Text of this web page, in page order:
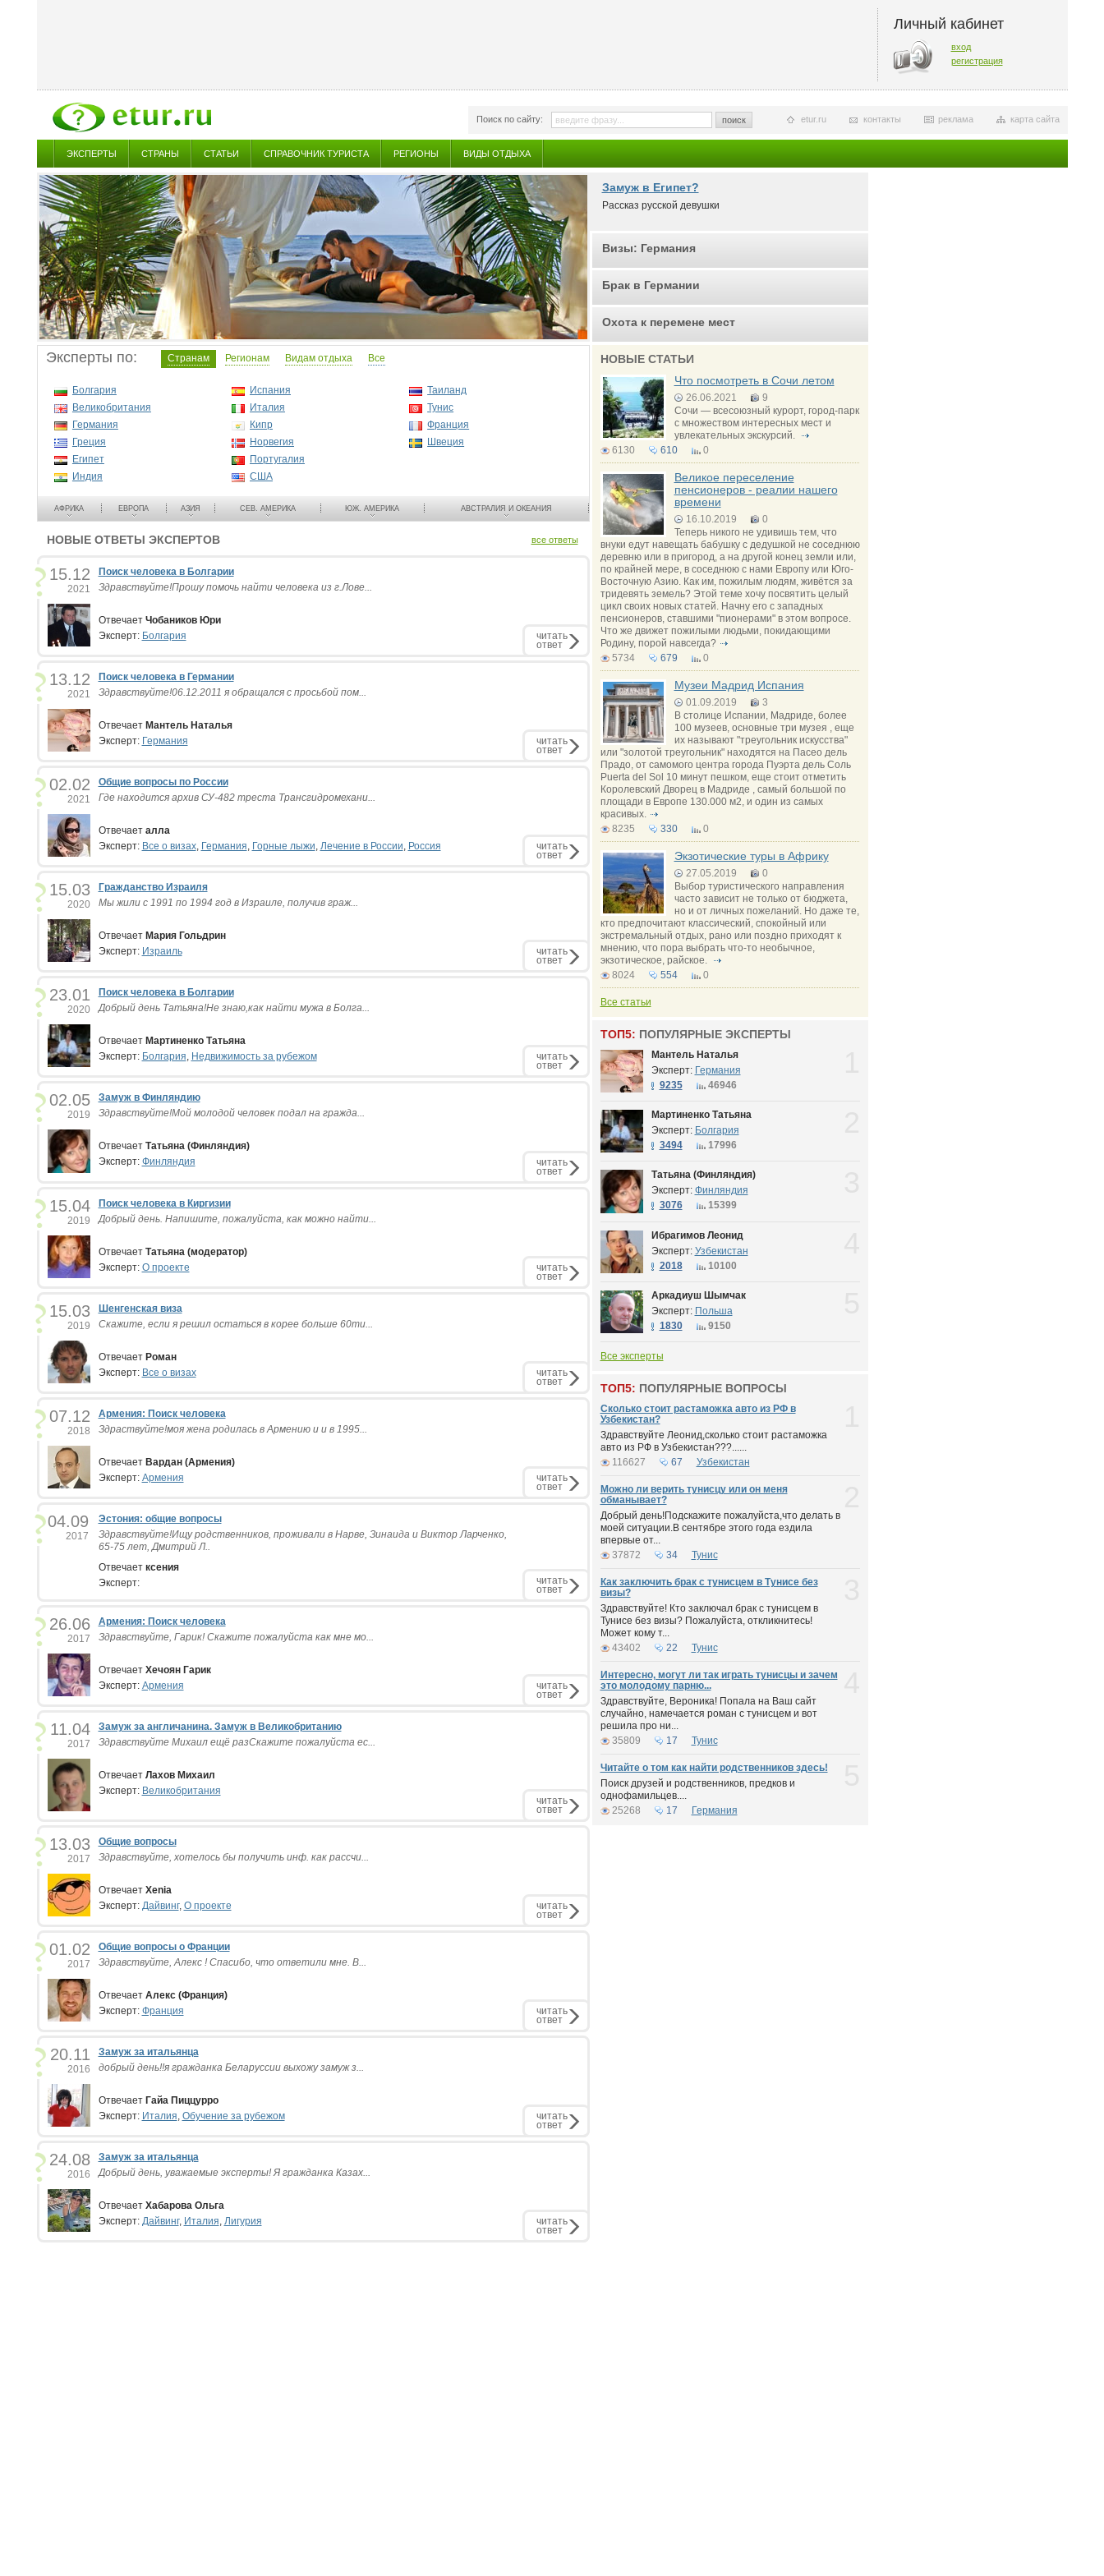
Личный кабинет
вход
регистрация
Поиск по сайту: поиск карта сайта
реклама
контакты
etur.ru
ЭКСПЕРТЫ СТРАНЫ СТАТЬИ СПРАВОЧНИК ТУРИСТА РЕГИОНЫ ВИДЫ ОТДЫХА
Замуж в Египет?
Рассказ русской девушки
Визы: Германия
Брак в Германии
Охота к перемене мест
Эксперты по: Странам
Болгария
Великобритания
Германия
Греция
Египет
Индия
Испания
Италия
Кипр
Норвегия
Португалия
США
Таиланд
Тунис
Франция
Швеция
Регионам Видам отдыха Все
АФРИКА ЕВРОПА АЗИЯ CЕВ. АМЕРИКА ЮЖ. АМЕРИКА АВСТРАЛИЯ И ОКЕАНИЯ
все ответы
НОВЫЕ ОТВЕТЫ ЭКСПЕРТОВ
15.12
2021
Поиск человека в Болгарии
Здравствуйте!Прошу помочь найти человека из г.Лове...
Отвечает Чобаников Юри
Эксперт: Болгария читать
ответ
13.12
2021
Поиск человека в Германии
Здравствуйте!06.12.2011 я обращался с просьбой пом...
Отвечает Мантель Наталья
Эксперт: Германия читать
ответ
02.02
2021
Общие вопросы по России
Где находится архив СУ-482 треста Трансгидромехани...
Отвечает алла
Эксперт: Все о визах, Германия, Горные лыжи, Лечение в России, Россия читать
ответ
15.03
2020
Гражданство Израиля
Мы жили с 1991 по 1994 год в Израиле, получив граж...
Отвечает Мария Гольдрин
Эксперт: Израиль читать
ответ
23.01
2020
Поиск человека в Болгарии
Добрый день Татьяна!Не знаю,как найти мужа в Болга...
Отвечает Мартиненко Татьяна
Эксперт: Болгария, Недвижимость за рубежом читать
ответ
02.05
2019
Замуж в Финляндию
Здравствуйте!Мой молодой человек подал на гражда...
Отвечает Татьяна (Финляндия)
Эксперт: Финляндия читать
ответ
15.04
2019
Поиск человека в Киргизии
Добрый день. Напишите, пожалуйста, как можно найти...
Отвечает Татьяна (модератор)
Эксперт: О проекте читать
ответ
15.03
2019
Шенгенская виза
Скажите, если я решил остаться в корее больше 60ти...
Отвечает Роман
Эксперт: Все о визах читать
ответ
07.12
2018
Армения: Поиск человека
Здраствуйте!моя жена родилась в Армению и и в 1995...
Отвечает Вардан (Армения)
Эксперт: Армения читать
ответ
04.09
2017
Эстония: общие вопросы
Здравствуйте!Ищу родственников, проживали в Нарве, Зинаида и Виктор Ларченко,
65-75 лет, Дмитрий Л..
Отвечает ксения
Эксперт:
читать
ответ
26.06
2017
Армения: Поиск человека
Здравствуйте, Гарик! Скажите пожалуйста как мне мо...
Отвечает Хечоян Гарик
Эксперт: Армения читать
ответ
11.04
2017
Замуж за англичанина. Замуж в Великобританию
Здравствуйте Михаил ещё разСкажите пожалуйста ес...
Отвечает Лахов Михаил
Эксперт: Великобритания
читать
ответ
13.03
2017
Общие вопросы
Здравствуйте, хотелось бы получить инф. как рассчи...
Отвечает Xenia
Эксперт: Дайвинг, О проекте читать
ответ
01.02
2017
Общие вопросы о Франции
Здравствуйте, Алекс ! Спасибо, что ответили мне. В...
Отвечает Алекс (Франция)
Эксперт: Франция читать
ответ
20.11
2016
Замуж за итальянца
добрый день!!я гражданка Беларуссии выхожу замуж з...
Отвечает Гайа Пиццурро
Эксперт: Италия, Обучение за рубежом читать
ответ
24.08
2016
Замуж за итальянца
Добрый день, уважаемые эксперты! Я гражданка Казах...
Отвечает Хабарова Ольга
Эксперт: Дайвинг, Италия, Лигурия читать
ответ
НОВЫЕ СТАТЬИ
Что посмотреть в Сочи летом
26.06.2021
9
Сочи — всесоюзный курорт, город-парк
с множеством интересных мест и
увлекательных экскурсий.
6130
610 0
Великое переселение
пенсионеров - реалии нашего
времени
16.10.2019
0
Теперь никого не удивишь тем, что
внуки едут навещать бабушку с дедушкой не соседнюю
деревню или в пригород, а на другой конец земли или,
по крайней мере, в соседнюю с нами Европу или Юго-
Восточную Азию. Как им, пожилым людям, живётся за
тридевять земель? Этой теме хочу посвятить целый
цикл своих новых статей. Начну его с западных
пенсионеров, ставшими "пионерами" в этом вопросе.
Что же движет пожилыми людьми, покидающими
Родину, порой навсегда?
5734
679 0
Музеи Мадрид Испания
01.09.2019
3
В столице Испании, Мадриде, более
100 музеев, основные три музея , еще
их называют "треугольник искусства"
или "золотой треугольник" находятся на Пасео дель
Прадо, от самомого центра города Пуэрта дель Соль
Puerta del Sol 10 минут пешком, еще стоит отметить
Королевский Дворец в Мадриде , самый большой по
площади в Европе 130.000 м2, и один из самых
красивых.
8235
330 0
Экзотические туры в Африку
27.05.2019
0
Выбор туристического направления
часто зависит не только от бюджета,
но и от личных пожеланий. Но даже те,
кто предпочитают классический, спокойный или
экстремальный отдых, рано или поздно приходят к
мнению, что пора выбрать что-то необычное,
экзотическое, райское.
8024
554 0
Все статьи
ТОП5: ПОПУЛЯРНЫЕ ЭКСПЕРТЫ
Мантель Наталья
Эксперт: Германия
9235
46946
Мартиненко Татьяна
Эксперт: Болгария
3494
17996
Татьяна (Финляндия)
Эксперт: Финляндия
3076
15399
Ибрагимов Леонид
Эксперт: Узбекистан
2018
10100
Аркадиуш Шымчак
Эксперт: Польша
1830
9150
Все эксперты
ТОП5: ПОПУЛЯРНЫЕ ВОПРОСЫ
Сколько стоит растаможка авто из РФ в
Узбекистан?
Здравствуйте Леонид,сколько стоит растаможка
авто из РФ в Узбекистан???......
116627
67 Узбекистан
Можно ли верить тунисцу или он меня
обманывает?
Добрый день!Подскажите пожалуйста,что делать в
моей ситуации.В сентябре этого года ездила
впервые от...
37872
34 Тунис
Как заключить брак с тунисцем в Тунисе без
визы?
Здравствуйте! Кто заключал брак с тунисцем в
Тунисе без визы? Пожалуйста, откликнитесь!
Может кому т...
43402
22 Тунис
Интересно, могут ли так играть тунисцы и зачем
это молодому парню...
Здравствуйте, Вероника! Попала на Ваш сайт
случайно, намечается роман с тунисцем и вот
решила про ни...
35809
17 Тунис
Читайте о том как найти родственников здесь!
Поиск друзей и родственников, предков и
однофамильцев....
25268
17 Германия